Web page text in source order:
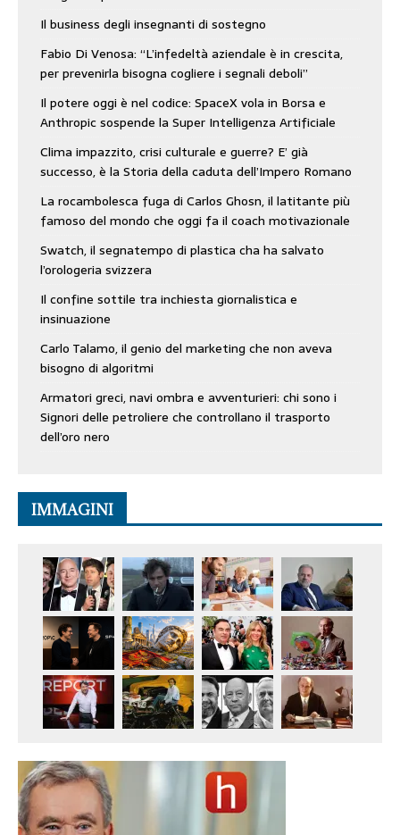
Il business degli insegnanti di sostegno
Fabio Di Venosa: “L’infedeltà aziendale è in crescita,
per prevenirla bisogna cogliere i segnali deboli”
Il potere oggi è nel codice: SpaceX vola in Borsa e
Anthropic sospende la Super Intelligenza Artificiale
Clima impazzito, crisi culturale e guerre? E’ già
successo, è la Storia della caduta dell’Impero Romano
La rocambolesca fuga di Carlos Ghosn, il latitante più
famoso del mondo che oggi fa il coach motivazionale
Swatch, il segnatempo di plastica cha ha salvato
l’orologeria svizzera
Il confine sottile tra inchiesta giornalistica e
insinuazione
Carlo Talamo, il genio del marketing che non aveva
bisogno di algoritmi
Armatori greci, navi ombra e avventurieri: chi sono i
Signori delle petroliere che controllano il trasporto
dell’oro nero
IMMAGINI